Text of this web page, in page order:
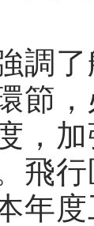
了
節
，
飛
年